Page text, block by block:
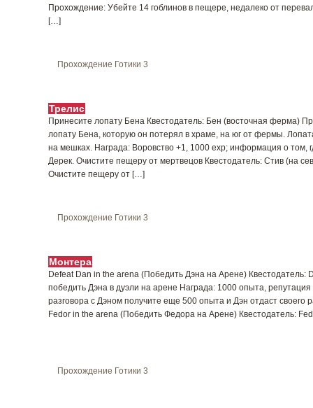
Прохождение: Убейте 14 гоблинов в пещере, недалеко от
[…]
Прохождение Готики 3
Трелис
Принесите лопату Бена Квестодатель: Бен (восточная ферма)
лопату Бена, которую он потерял в храме, на юг от фермы.
на мешках. Награда: Воровство +1, 1000 exp; информация о том,
Дерек. Очистите пещеру от мертвецов Квестодатель: Стив (на
Очистите пещеру от […]
Прохождение Готики 3
Монтера
Defeat Dan in the arena (Победить Дэна на Арене) Квестодатель:
победить Дэна в дуэли на арене Награда: 1000 опыта,
разговора с Дэном получите еще 500 опыта и Дэн отдаст своего
Fedor in the arena (Победить Федора на Арене) Квестодатель:
Прохождение Готики 3